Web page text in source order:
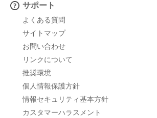
サポート
よくある質問
サイトマップ
お問い合わせ
リンクについて
推奨環境
個人情報保護方針
情報セキュリティ基本方針
カスタマーハラスメント